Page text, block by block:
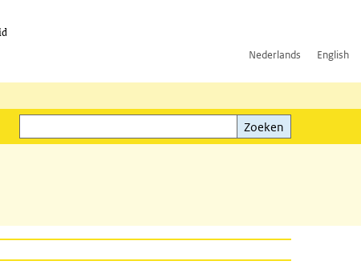
Nederlands English
Zoeken